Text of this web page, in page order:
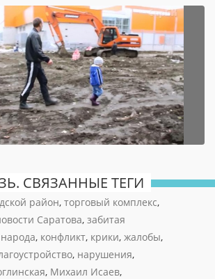
СВЯЗАННЫЕ ТЕГИ
район, торговый комплекс,
Саратова, забитая
народа, конфликт, крики, жалобы,
, нарушения,
, Михаил Исаев,